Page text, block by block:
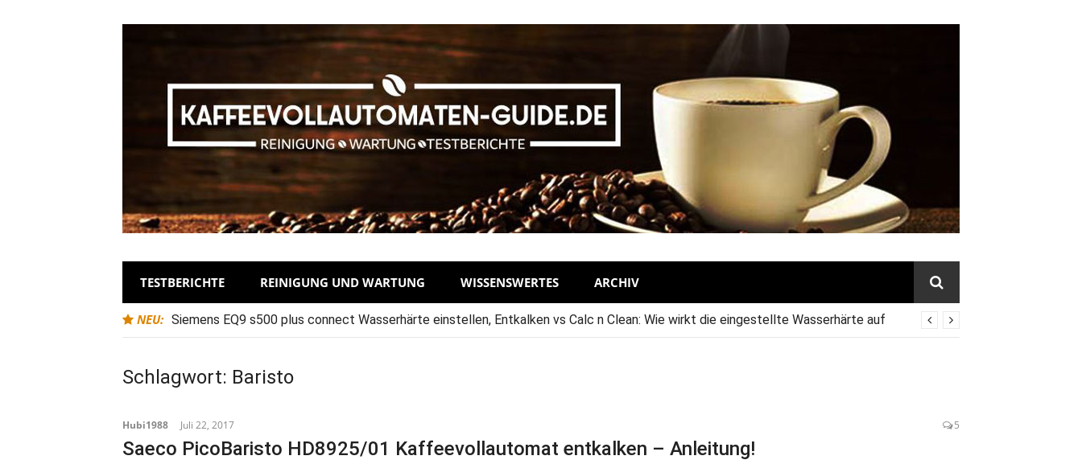
TESTBERICHTE REINIGUNG UND WARTUNG WISSENSWERTES ARCHIV
NEU: Siemens EQ9 s500 plus connect Wasserhärte einstellen, Entkalken vs Calc n Clean: Wie wirkt die eingestellte Wasserhärte auf
Entkalkungszyklen?
Schlagwort: Baristo
Hubi1988 Juli 22, 2017 5
Saeco PicoBaristo HD8925/01 Kaffeevollautomat entkalken – Anleitung!